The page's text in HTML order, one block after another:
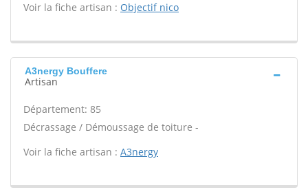
Voir la fiche artisan : Objectif nico
A3nergy Bouffere
Artisan
Département: 85
Décrassage / Démoussage de toiture -
Voir la fiche artisan : A3nergy